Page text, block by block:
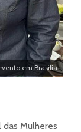
em Brasília
das Mulheres